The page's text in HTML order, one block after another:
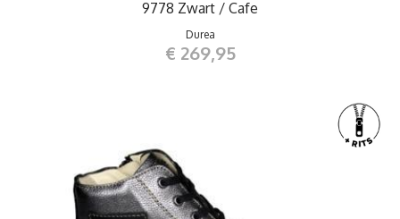
9778 Zwart / Cafe
Durea
€ 269,95